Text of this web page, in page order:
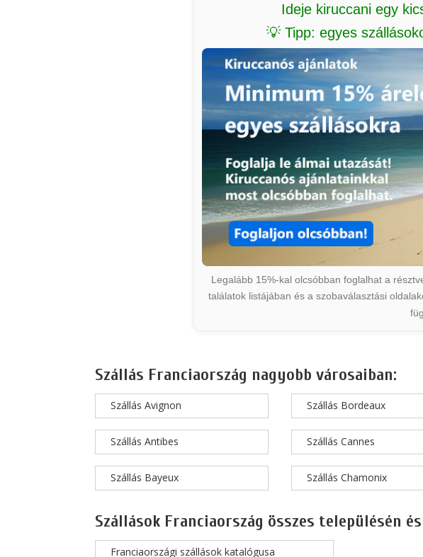
Ideje kiruccani egy
💡 Tipp: egyes
Legalább 15%-kal olcsóbban foglalhat a
találatok listájában és a szobaválasztási
Szállás Franciaország nagyobb városaiban:
Szállás Avignon
Szállás Antibes
Szállás Bayeux
Szállás Bordeaux
Szállás Cannes
Szállás Chamonix
Szállások Franciaország összes településén
Franciaországi szállások katalógusa